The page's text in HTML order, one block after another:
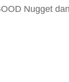
Nugget